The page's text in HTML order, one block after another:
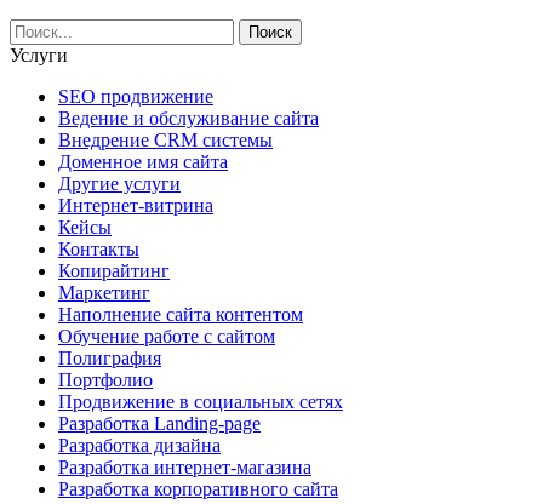
Услуги
SEO продвижение
Ведение и обслуживание сайта
Внедрение CRM системы
Доменное имя сайта
Другие услуги
Интернет-витрина
Кейсы
Контакты
Копирайтинг
Маркетинг
Наполнение сайта контентом
Обучение работе с сайтом
Полиграфия
Портфолио
Продвижение в социальных сетях
Разработка Landing-page
Разработка дизайна
Разработка интернет-магазина
Разработка корпоративного сайта